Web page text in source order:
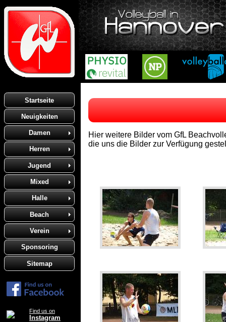
Startseite
Neuigkeiten
Damen
Herren
Jugend
Mixed
Halle
Beach
Verein
Sponsoring
Sitemap
Find us on
Instagram
Hier weitere Bilder vom GfL
die uns die Bilder zur Verfügung